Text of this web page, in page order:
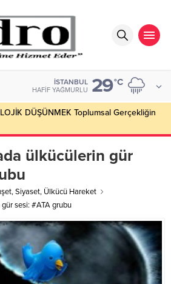
İSTANBUL
HAFIF YAĞMURLU 29°C
DÜŞÜNMEK Toplumsal Gerçekliğin
ülkücülerin gür
,Siyaset, Ülkücü Hareket
sesi: #ATA grubu